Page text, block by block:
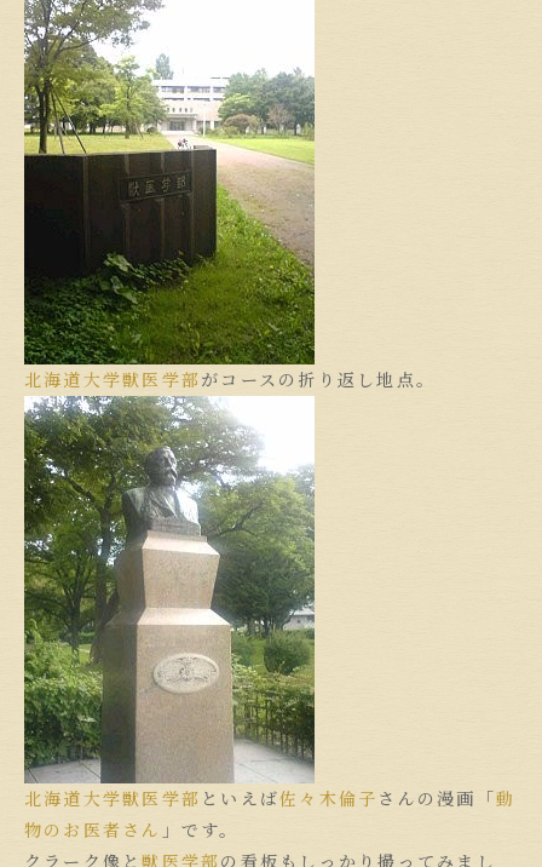
北海道大学獣医学部がコースの折り返し地点。
北海道大学獣医学部 といえば佐々木倫子 さんの漫画「動
物のお医者さん 」です。
クラーク像と獣医学部 の看板もしっかり撮ってみまし